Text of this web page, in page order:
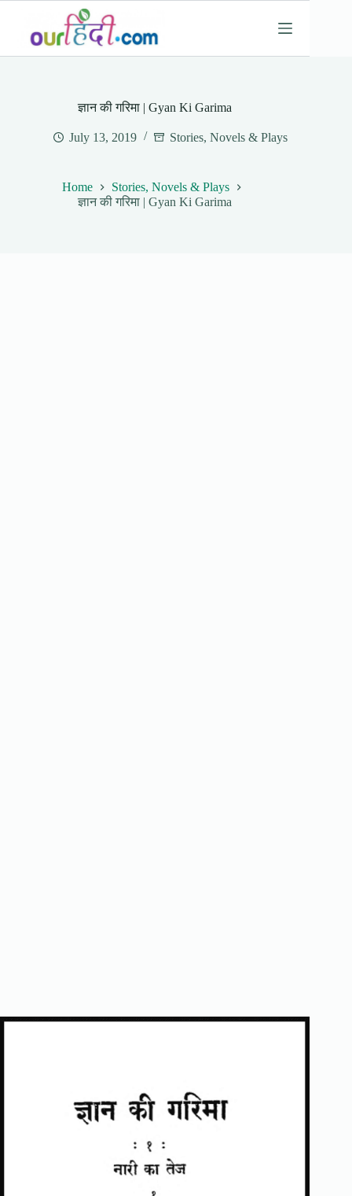
content
ज्ञान की गरिमा | Gyan Ki Garima
July 13, 2019 Stories, Novels & Plays
Home
Stories, Novels & Plays
ज्ञान की गरिमा | Gyan Ki Garima